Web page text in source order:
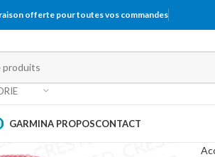
offerte pour toutes vos commandes
GARMINA PROPOSCONTACT